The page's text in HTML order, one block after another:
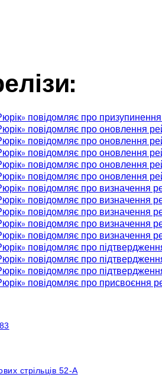
повідомляє про
повідомляє про оновлення
повідомляє про оновлення
повідомляє про оновлення
повідомляє про оновлення
повідомляє про оновлення
повідомляє про визначення
повідомляє про визначення
повідомляє про визначення
повідомляє про визначення
повідомляє про визначення
повідомляє про
повідомляє про
повідомляє про
повідомляє про присвоєння
стрільців 52-А